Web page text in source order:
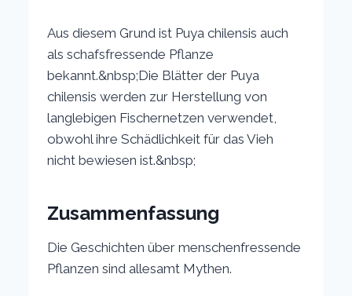
Aus diesem Grund ist Puya chilensis auch
als schafsfressende Pflanze
bekannt.&nbsp;Die Blätter der Puya
chilensis werden zur Herstellung von
langlebigen Fischernetzen verwendet,
obwohl ihre Schädlichkeit für das Vieh
nicht bewiesen ist.&nbsp;
Zusammenfassung
Die Geschichten über menschenfressende
Pflanzen sind allesamt Mythen.